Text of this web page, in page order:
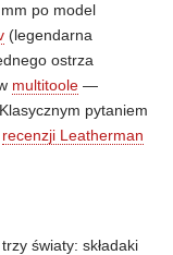
po model
(legendarna
ostrza
multitoole —
pytaniem
recenzji Leatherman
światy: składaki